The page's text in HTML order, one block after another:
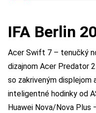
IFA Berlin
Acer Swift 7 – tenučký
dizajnom Acer Predator
so zakriveným displejom
inteligentné hodinky od
Huawei Nova/Nova